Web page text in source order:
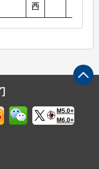
西
M5.0+
M6.0+